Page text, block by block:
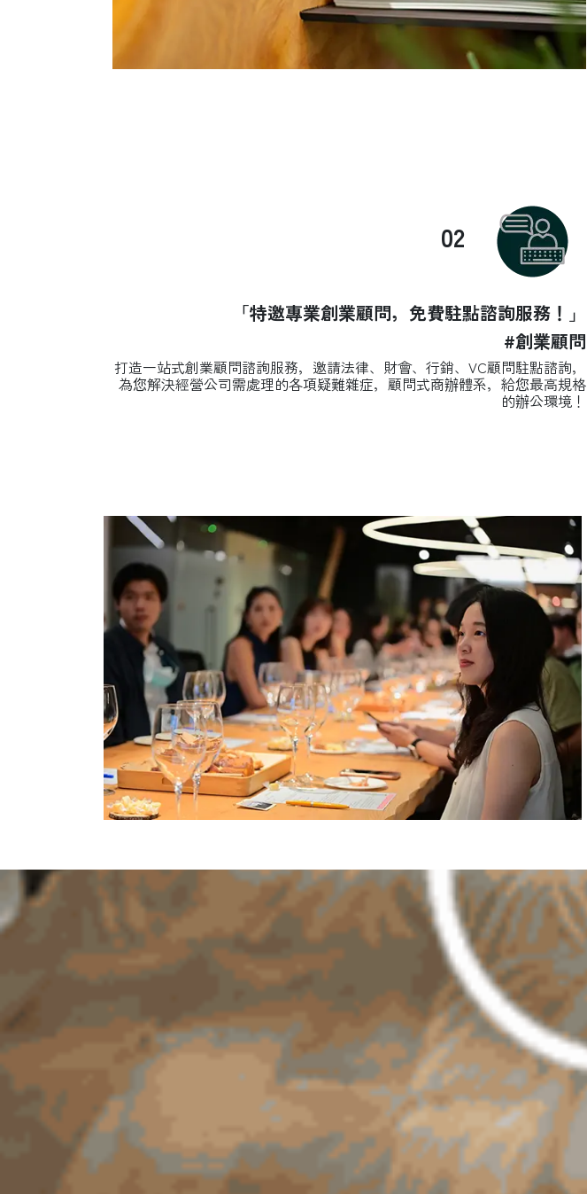
02
「特邀專業創業顧問，免費駐點諮詢服務！」
#創業顧問
打造一站式創業顧問諮詢服務，邀請法律、財會、行銷、VC顧問駐點諮詢，
為您解決經營公司需處理的各項疑難雜症，顧問式商辦體系，給您最高規格
的辦公環境！